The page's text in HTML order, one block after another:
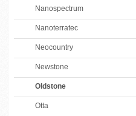
Nanospectrum
Nanoterratec
Neocountry
Newstone
Oldstone
Otta